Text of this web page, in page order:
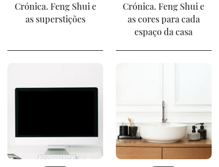
Crónica. Feng Shui e
as superstições
Crónica. Feng Shui e
as cores para cada
espaço da casa